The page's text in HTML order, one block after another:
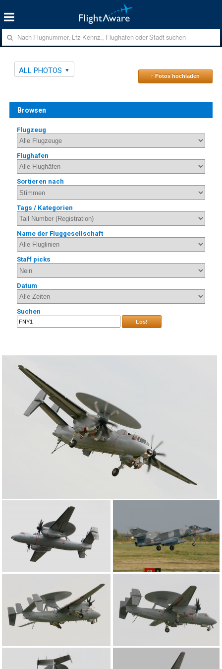
ALL PHOTOS
↑ Fotos hochladen
Browsen
Flugzeug
Flughafen
Sortieren nach
Tags / Kategorien
Name der Fluggesellschaft
Staff picks
Datum
Suchen
Los!